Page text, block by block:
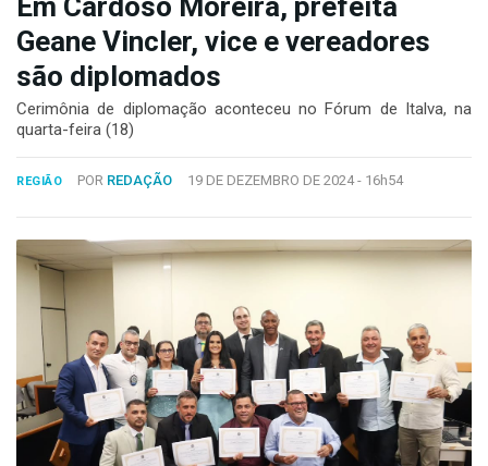
TV
COLUNAS
FALE
CONOSCO
Copyright
2024
Desenvolvido
Hesea
Tecnologia
Sistemas
Geane Vincler, vice e vereadores
são diplomados
Cerimônia de diplomação aconteceu no Fórum de Italva, na
quarta-feira (18)
REGIÃO POR REDAÇÃO 19 DE DEZEMBRO DE 2024 - 16h54